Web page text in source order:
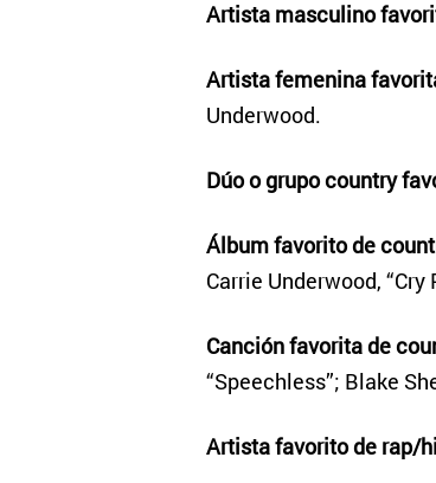
Artista masculino
Artista femenina
Underwood.
Dúo o grupo country
Álbum favorito de
Carrie Underwood, “Cry
Canción favorita de
“Speechless”; Blake
Artista favorito de rap/